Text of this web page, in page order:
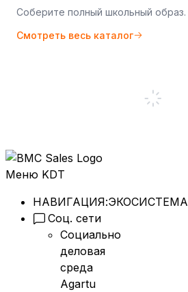
Соберите полный школьный образ.
Смотреть весь каталог
Меню KDT
НАВИГАЦИЯ:ЭКОСИСТЕМА
Соц. сети
Социально
деловая
среда
Agartu